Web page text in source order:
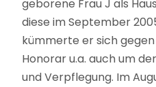
geborene Frau J als
diese im September
kümmerte er sich
Honorar u.a. auch um
und Verpflegung. Im